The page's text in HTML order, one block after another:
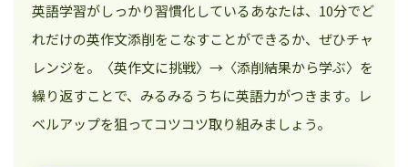
英語学習がしっかり習慣化しているあなたは、10分でど
れだけの英作文添削をこなすことができるか、ぜひチャ
レンジを。〈英作文に挑戦〉→〈添削結果から学ぶ〉を
繰り返すことで、みるみるうちに英語力がつきます。レ
ベルアップを狙ってコツコツ取り組みましょう。